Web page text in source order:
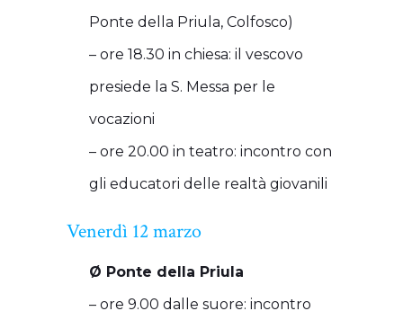
Ponte della Priula, Colfosco)
– ore 18.30 in chiesa: il vescovo
presiede la S. Messa per le
vocazioni
– ore 20.00 in teatro: incontro con
gli educatori delle realtà giovanili
Venerdì 12 marzo
Ø Ponte della Priula
– ore 9.00 dalle suore: incontro